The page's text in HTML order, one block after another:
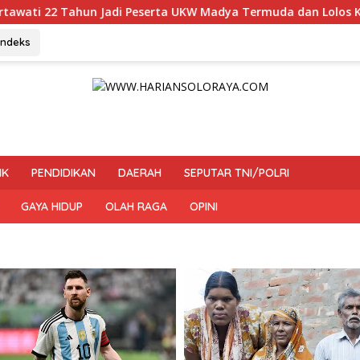
UKW Madya Termuda dan Lolos Kompeten, Buktikan Usia
PENDIDIKAN DAERAH SEPUTAR TNI/POLRI
GAYA HIDUP OLAH RAGA OPINI